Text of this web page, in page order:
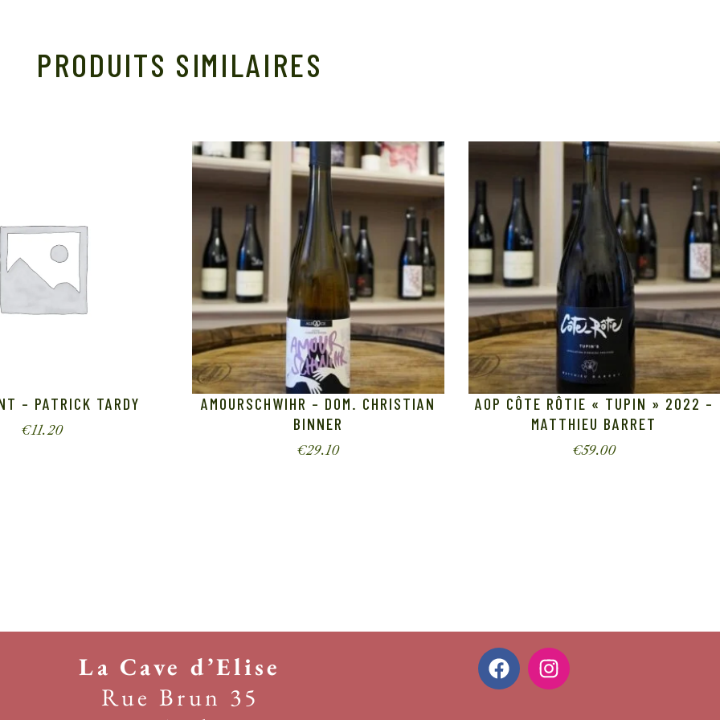
PRODUITS SIMILAIRES
– PATRICK TARDY
€11.20
AMOURSCHWIHR – DOM. CHRISTIAN
BINNER
€29.10
AOP CÔTE RÔTIE « TUPIN » 2022 –
MATTHIEU BARRET
€59.00
La Cave d’Elise
Rue Brun 35